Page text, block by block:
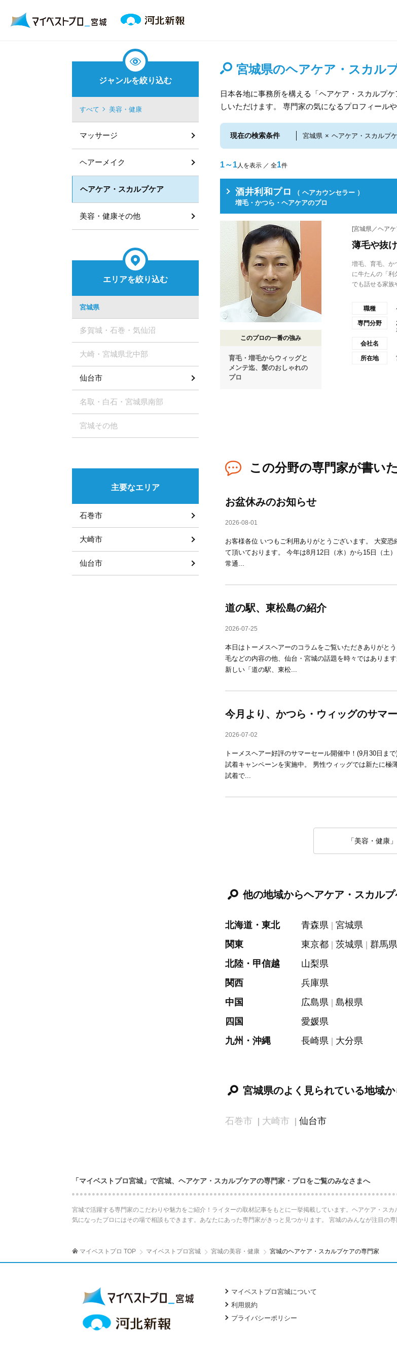
宮城県のヘアケア・スカル
日本各地に事務所を構える「ヘアケア・スカルプ
しいただけます。 専門家の気になるプロフィール
現在の検索条件 宮城県 × ヘアケア・スカルプ
1～1人を表示 ／ 全1件
酒井利和プロ
（ ヘアカウンセラー ）
増毛・かつら・ヘアケアのプロ
このプロの一番の強み
育毛・増毛からウィッグと
メンテ迄、髪のおしゃれの
プロ
[宮城県／ヘア
薄毛や抜
増毛、育毛、か
に牛たんの「利
でも話せる家族
職種
専門分野
会社名
所在地
この分野の専門家が書い
お盆休みのお知らせ
2026-08-01
お客様各位 いつもご利用ありがとうございます。 大変
て頂いております。 今年は8月12日（水）から15日（土
常通...
道の駅、東松島の紹介
2026-07-25
本日はトーメスヘアーのコラムをご覧いただきありがと
毛などの内容の他、仙台・宮城の話題を時々ではありま
新しい「道の駅、東松...
今月より、かつら・ウィッグのサマ
2026-07-02
トーメスヘアー好評のサマーセール開催中！(9月30日ま
試着キャンペーンを実施中。 男性ウィッグでは新たに極
試着で...
「美容・健康
他の地域からヘアケア・スカル
北海道・東北 青森県
宮城県
関東
東京都 茨城県
群馬県
北陸・甲信越
山梨県
関西
兵庫県
中国
広島県
島根県
四国
愛媛県
九州・沖縄
長崎県 大分県
宮城県のよく見られている地域
石巻市 大崎市 仙台市
ジャンルを絞り込む
すべて 美容・健康
マッサージ
ヘアーメイク
ヘアケア・スカルプケア
美容・健康その他
エリアを絞り込む
宮城県
多賀城・石巻・気仙沼
大崎・宮城県北中部
仙台市
名取・白石・宮城県南部
宮城その他
主要なエリア
石巻市
大崎市
仙台市
「マイベストプロ宮城」で宮城、ヘアケア・スカルプケアの専門家・プロをご覧のみなさまへ
宮城で活躍する専門家のこだわりや魅力をご紹介！ライターの取材記事をもとに一挙掲載しています。ヘアケア・ス
気になったプロにはその場で相談もできます。あなたにあった専門家がきっと見つかります。 宮城のみんなが注目の
マイベストプロ TOP マイベストプロ宮城 宮城の美容・健康 宮城のヘアケア・スカルプケアの専門家
マイベストプロ宮城について
利用規約
プライバシーポリシー